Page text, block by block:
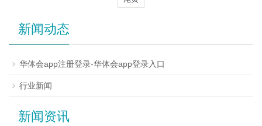
新闻动态
华体会app注册登录-华体会app登录入口
行业新闻
新闻资讯